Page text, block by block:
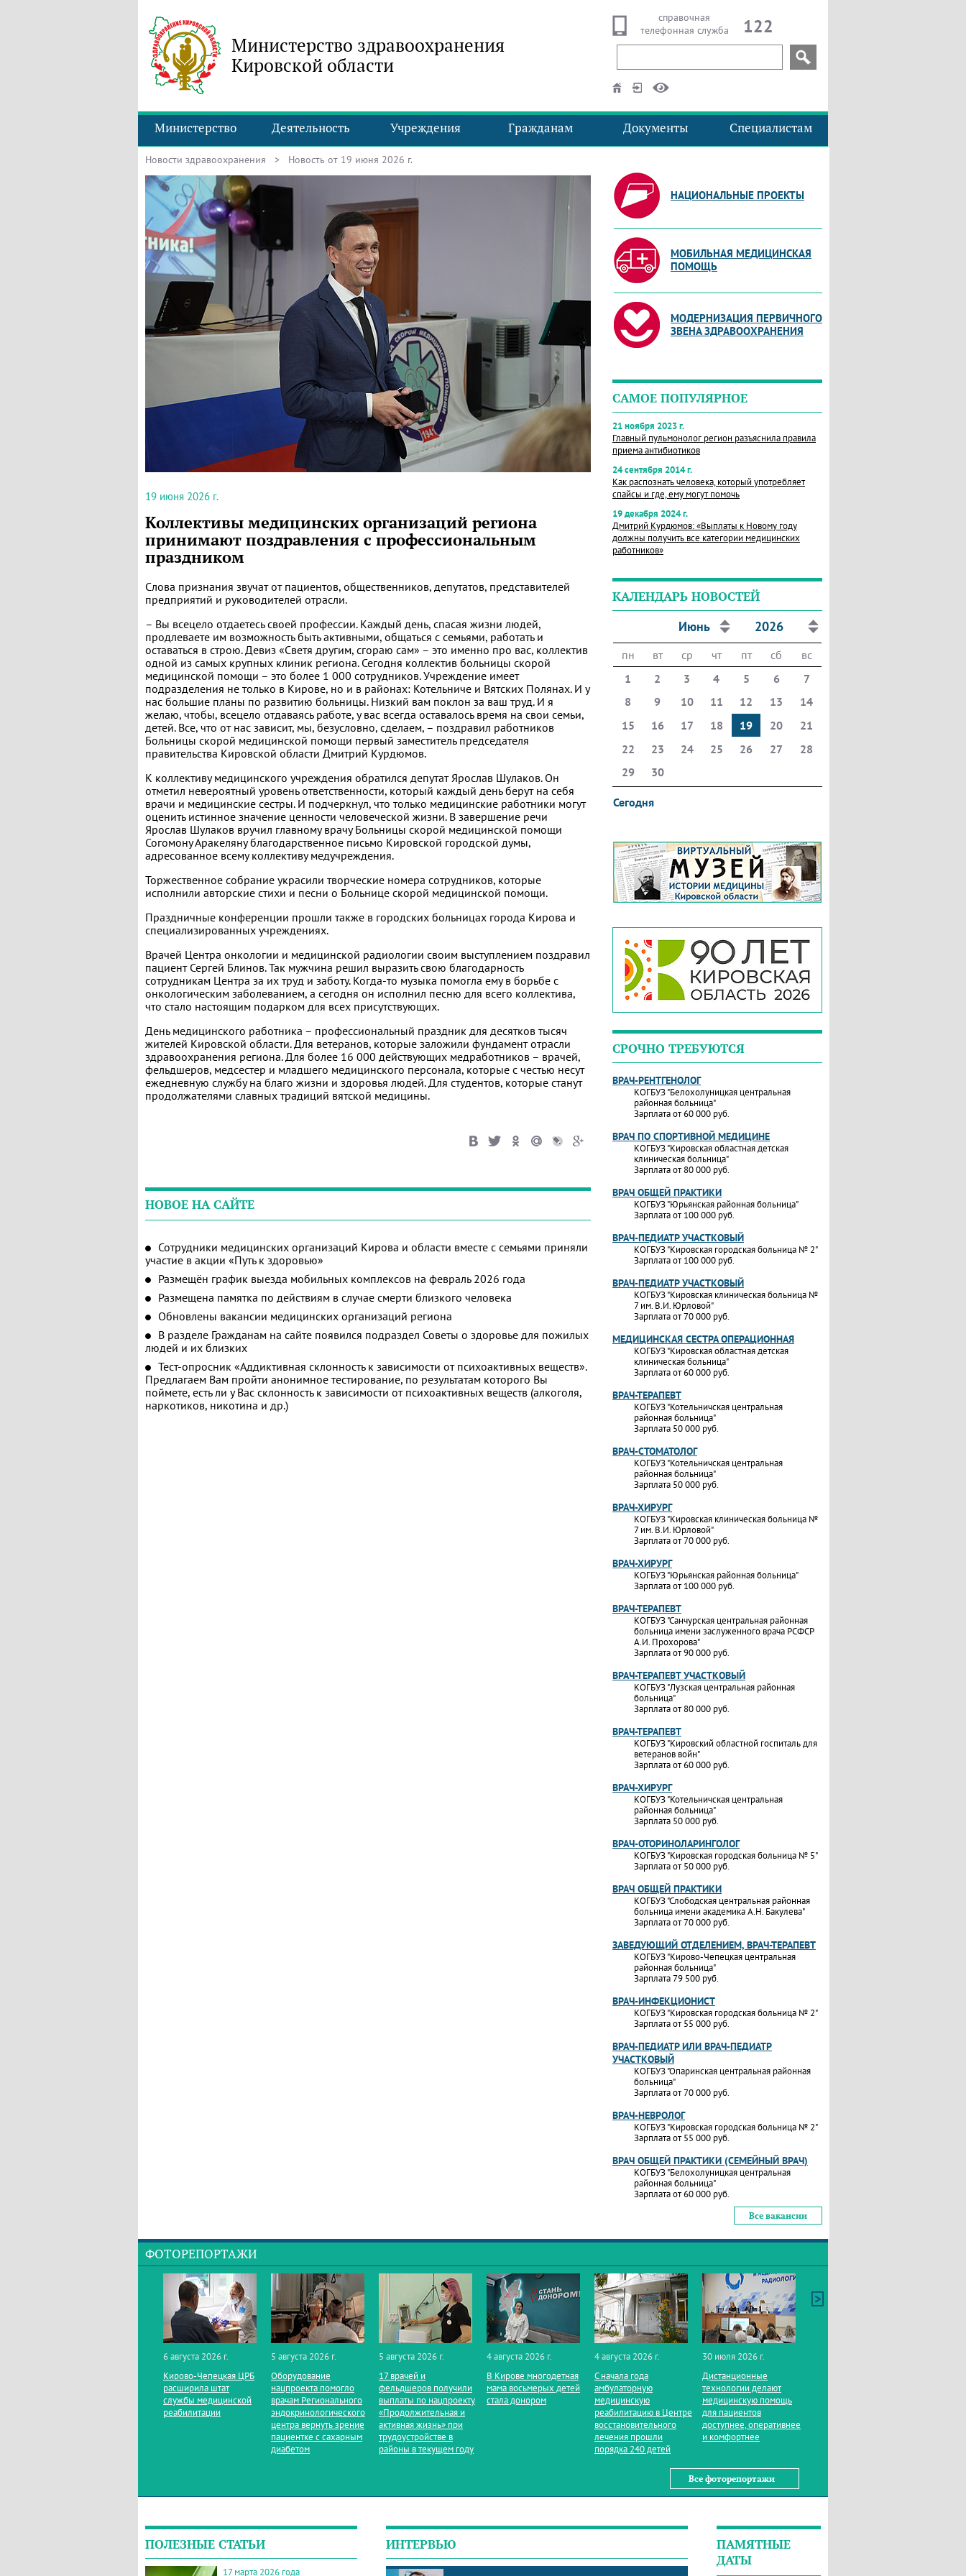
Министерство здравоохранения
Кировской области
справочная
телефонная служба
122
Министерство Деятельность Учреждения Гражданам Документы Специалистам
Новости здравоохранения > Новость от 19 июня 2026 г.
19 июня 2026 г.
Коллективы медицинских организаций региона
принимают поздравления с профессиональным
праздником
Слова признания звучат от пациентов, общественников, депутатов, представителей
предприятий и руководителей отрасли.
– Вы всецело отдаетесь своей профессии. Каждый день, спасая жизни людей,
продлеваете им возможность быть активными, общаться с семьями, работать и
оставаться в строю. Девиз «Светя другим, сгораю сам» – это именно про вас, коллектив
одной из самых крупных клиник региона. Сегодня коллектив больницы скорой
медицинской помощи – это более 1 000 сотрудников. Учреждение имеет
подразделения не только в Кирове, но и в районах: Котельниче и Вятских Полянах. И у
нас большие планы по развитию больницы. Низкий вам поклон за ваш труд. И я
желаю, чтобы, всецело отдаваясь работе, у вас всегда оставалось время на свои семьи,
детей. Все, что от нас зависит, мы, безусловно, сделаем, – поздравил работников
Больницы скорой медицинской помощи первый заместитель председателя
правительства Кировской области Дмитрий Курдюмов.
К коллективу медицинского учреждения обратился депутат Ярослав Шулаков. Он
отметил невероятный уровень ответственности, который каждый день берут на себя
врачи и медицинские сестры. И подчеркнул, что только медицинские работники могут
оценить истинное значение ценности человеческой жизни. В завершение речи
Ярослав Шулаков вручил главному врачу Больницы скорой медицинской помощи
Согомону Аракеляну благодарственное письмо Кировской городской думы,
адресованное всему коллективу медучреждения.
Торжественное собрание украсили творческие номера сотрудников, которые
исполнили авторские стихи и песни о Больнице скорой медицинской помощи.
Праздничные конференции прошли также в городских больницах города Кирова и
специализированных учреждениях.
Врачей Центра онкологии и медицинской радиологии своим выступлением поздравил
пациент Сергей Блинов. Так мужчина решил выразить свою благодарность
сотрудникам Центра за их труд и заботу. Когда‑то музыка помогла ему в борьбе с
онкологическим заболеванием, а сегодня он исполнил песню для всего коллектива,
что стало настоящим подарком для всех присутствующих.
День медицинского работника – профессиональный праздник для десятков тысяч
жителей Кировской области. Для ветеранов, которые заложили фундамент отрасли
здравоохранения региона. Для более 16 000 действующих медработников – врачей,
фельдшеров, медсестер и младшего медицинского персонала, которые с честью несут
ежедневную службу на благо жизни и здоровья людей. Для студентов, которые станут
продолжателями славных традиций вятской медицины.
НОВОЕ НА САЙТЕ
Сотрудники медицинских организаций Кирова и области вместе с семьями приняли
участие в акции «Путь к здоровью»
Размещён график выезда мобильных комплексов на февраль 2026 года
Размещена памятка по действиям в случае смерти близкого человека
Обновлены вакансии медицинских организаций региона
В разделе Гражданам на сайте появился подраздел Советы о здоровье для пожилых
людей и их близких
Тест-опросник «Аддиктивная склонность к зависимости от психоактивных веществ».
Предлагаем Вам пройти анонимное тестирование, по результатам которого Вы
поймете, есть ли у Вас склонность к зависимости от психоактивных веществ (алкоголя,
наркотиков, никотина и др.)
НАЦИОНАЛЬНЫЕ ПРОЕКТЫ
МОБИЛЬНАЯ МЕДИЦИНСКАЯ
ПОМОЩЬ
МОДЕРНИЗАЦИЯ ПЕРВИЧНОГО
ЗВЕНА ЗДРАВООХРАНЕНИЯ
САМОЕ ПОПУЛЯРНОЕ
21 ноября 2023 г.
Главный пульмонолог регион разъяснила правила
приема антибиотиков
24 сентября 2014 г.
Как распознать человека, который употребляет
спайсы и где, ему могут помочь
19 декабря 2024 г.
Дмитрий Курдюмов: «Выплаты к Новому году
должны получить все категории медицинских
работников»
КАЛЕНДАРЬ НОВОСТЕЙ
Июнь 2026
пн вт ср чт пт сб
вс
1
2 3 4 5 6
7
8
9 10 11 12 13
14
15
16 17 18 19 20
21
22
23 24 25 26 27
28
29
30
Сегодня
СРОЧНО ТРЕБУЮТСЯ
ВРАЧ-РЕНТГЕНОЛОГ
КОГБУЗ "Белохолуницкая центральная
районная больница"
Зарплата от 60 000 руб.
ВРАЧ ПО СПОРТИВНОЙ МЕДИЦИНЕ
КОГБУЗ "Кировская областная детская
клиническая больница"
Зарплата от 80 000 руб.
ВРАЧ ОБЩЕЙ ПРАКТИКИ
КОГБУЗ "Юрьянская районная больница"
Зарплата от 100 000 руб.
ВРАЧ-ПЕДИАТР УЧАСТКОВЫЙ
КОГБУЗ "Кировская городская больница № 2"
Зарплата от 100 000 руб.
ВРАЧ-ПЕДИАТР УЧАСТКОВЫЙ
КОГБУЗ "Кировская клиническая больница №
7 им. В.И. Юрловой"
Зарплата от 70 000 руб.
МЕДИЦИНСКАЯ СЕСТРА ОПЕРАЦИОННАЯ
КОГБУЗ "Кировская областная детская
клиническая больница"
Зарплата от 60 000 руб.
ВРАЧ-ТЕРАПЕВТ
КОГБУЗ "Котельничская центральная
районная больница"
Зарплата 50 000 руб.
ВРАЧ-СТОМАТОЛОГ
КОГБУЗ "Котельничская центральная
районная больница"
Зарплата 50 000 руб.
ВРАЧ-ХИРУРГ
КОГБУЗ "Кировская клиническая больница №
7 им. В.И. Юрловой"
Зарплата от 70 000 руб.
ВРАЧ-ХИРУРГ
КОГБУЗ "Юрьянская районная больница"
Зарплата от 100 000 руб.
ВРАЧ-ТЕРАПЕВТ
КОГБУЗ "Санчурская центральная районная
больница имени заслуженного врача РСФСР
А.И. Прохорова"
Зарплата от 90 000 руб.
ВРАЧ-ТЕРАПЕВТ УЧАСТКОВЫЙ
КОГБУЗ "Лузская центральная районная
больница"
Зарплата от 80 000 руб.
ВРАЧ-ТЕРАПЕВТ
КОГБУЗ "Кировский областной госпиталь для
ветеранов войн"
Зарплата от 60 000 руб.
ВРАЧ-ХИРУРГ
КОГБУЗ "Котельничская центральная
районная больница"
Зарплата 50 000 руб.
ВРАЧ-ОТОРИНОЛАРИНГОЛОГ
КОГБУЗ "Кировская городская больница № 5"
Зарплата от 50 000 руб.
ВРАЧ ОБЩЕЙ ПРАКТИКИ
КОГБУЗ "Слободская центральная районная
больница имени академика А.Н. Бакулева"
Зарплата от 70 000 руб.
ЗАВЕДУЮЩИЙ ОТДЕЛЕНИЕМ, ВРАЧ-ТЕРАПЕВТ
КОГБУЗ "Кирово-Чепецкая центральная
районная больница"
Зарплата 79 500 руб.
ВРАЧ-ИНФЕКЦИОНИСТ
КОГБУЗ "Кировская городская больница № 2"
Зарплата от 55 000 руб.
ВРАЧ-ПЕДИАТР ИЛИ ВРАЧ-ПЕДИАТР
УЧАСТКОВЫЙ
КОГБУЗ "Опаринская центральная районная
больница"
Зарплата от 70 000 руб.
ВРАЧ-НЕВРОЛОГ
КОГБУЗ "Кировская городская больница № 2"
Зарплата от 55 000 руб.
ВРАЧ ОБЩЕЙ ПРАКТИКИ (СЕМЕЙНЫЙ ВРАЧ)
КОГБУЗ "Белохолуницкая центральная
районная больница"
Зарплата от 60 000 руб.
Все вакансии
ФОТОРЕПОРТАЖИ
6 августа 2026 г.
Кирово‑Чепецкая ЦРБ
расширила штат
службы медицинской
реабилитации
5 августа 2026 г.
Оборудование
нацпроекта помогло
врачам Регионального
эндокринологического
центра вернуть зрение
пациентке с сахарным
диабетом
5 августа 2026 г.
17 врачей и
фельдшеров получили
выплаты по нацпроекту
«Продолжительная и
активная жизнь» при
трудоустройстве в
районы в текущем году
4 августа 2026 г.
В Кирове многодетная
мама восьмерых детей
стала донором
4 августа 2026 г.
С начала года
амбулаторную
медицинскую
реабилитацию в Центре
восстановительного
лечения прошли
порядка 240 детей
30 июля 2026 г.
Дистанционные
технологии делают
медицинскую помощь
для пациентов
доступнее, оперативнее
и комфортнее
Все фоторепортажи
ПОЛЕЗНЫЕ СТАТЬИ
17 марта 2026 года
ИНТЕРВЬЮ
ПАМЯТНЫЕ
ДАТЫ